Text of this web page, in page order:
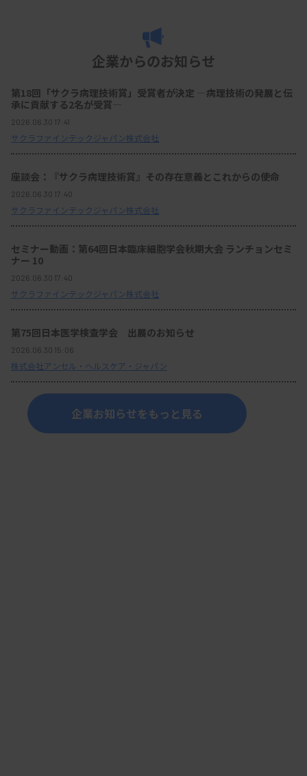
企業からのお知らせ
第18回「サクラ病理技術賞」受賞者が決定 ―病理技術の発展と伝
承に貢献する2名が受賞―
2026.06.30 17:41
サクラファインテックジャパン株式会社
座談会：『サクラ病理技術賞』その存在意義とこれからの使命
2026.06.30 17:40
サクラファインテックジャパン株式会社
セミナー動画：第64回日本臨床細胞学会秋期大会 ランチョンセミ
ナー 10
2026.06.30 17:40
サクラファインテックジャパン株式会社
第75回日本医学検査学会 出展のお知らせ
2026.06.30 15:06
株式会社アンセル・ヘルスケア・ジャパン
企業お知らせをもっと見る